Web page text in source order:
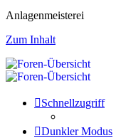
Anlagenmeisterei
Zum Inhalt
Schnellzugriff
Dunkler Modus